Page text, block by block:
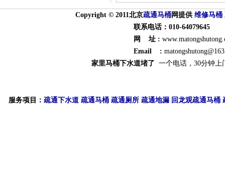
Copyright © 2011北京疏通马桶网提供 维修马桶
联系电话：010-64079645
网 址 :
Email :
家里马桶下水道堵了 一个电话，30分钟上
服务项目： 疏通下水道 疏通马桶 疏通厕所 疏通地漏 回龙观疏通马桶